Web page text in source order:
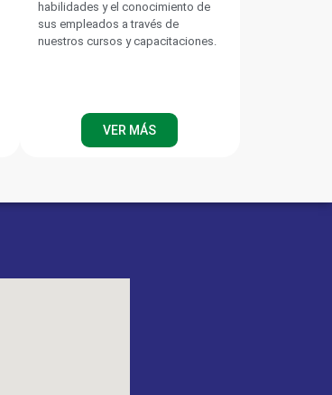
habilidades y el conocimiento de
sus empleados a través de
nuestros cursos y capacitaciones.
VER MÁS